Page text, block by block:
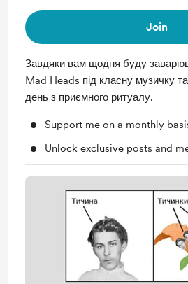
Join
Завдяки вам щодня буду
Mad Heads під класну музичку
день з приємного ритуалу.
Support me on a monthly
Unlock exclusive posts and